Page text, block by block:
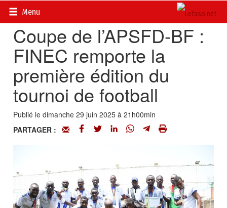
Menu
Accueil>
Coupe de l’APSFD-BF :
FINEC remporte la
première édition du
tournoi de football
Publié le dimanche 29 juin 2025 à 21h00min
PARTAGER :